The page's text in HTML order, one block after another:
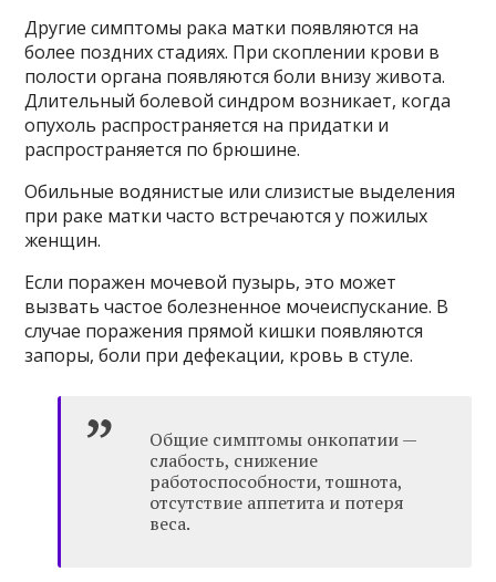
Другие симптомы рака матки появляются на
более поздних стадиях. При скоплении крови в
полости органа появляются боли внизу живота.
Длительный болевой синдром возникает, когда
опухоль распространяется на придатки и
распространяется по брюшине.
Обильные водянистые или слизистые выделения
при раке матки часто встречаются у пожилых
женщин.
Если поражен мочевой пузырь, это может
вызвать частое болезненное мочеиспускание. В
случае поражения прямой кишки появляются
запоры, боли при дефекации, кровь в стуле.
Общие симптомы онкопатии —
слабость, снижение
работоспособности, тошнота,
отсутствие аппетита и потеря
веса.